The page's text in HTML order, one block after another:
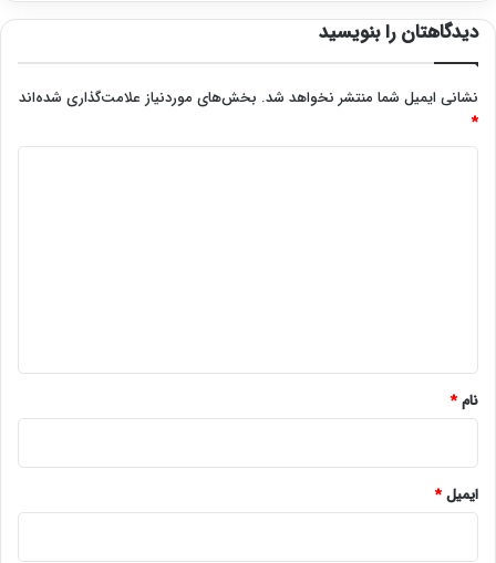
دیدگاهتان را بنویسید
نشانی ایمیل شما منتشر نخواهد شد. بخش‌های موردنیاز علامت‌گذاری شده‌اند
*
نام*
ایمیل*